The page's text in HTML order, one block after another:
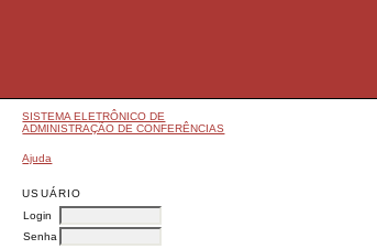
SISTEMA ELETRÔNICO DE
ADMINISTRAÇÃO DE CONFERÊNCIAS
Ajuda
USUÁRIO
Login
Senha